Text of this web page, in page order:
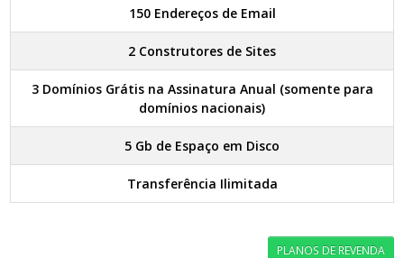
150 Endereços de Email
2 Construtores de Sites
3 Domínios Grátis na Assinatura Anual (somente para
domínios nacionais)
5 Gb de Espaço em Disco
Transferência Ilimitada
PLANOS DE REVENDA